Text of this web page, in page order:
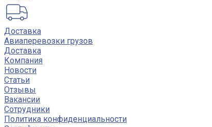
Доставка
Авиаперевозки грузов
Доставка
Компания
Новости
Статьи
Отзывы
Вакансии
Сотрудники
Политика конфиденциальности